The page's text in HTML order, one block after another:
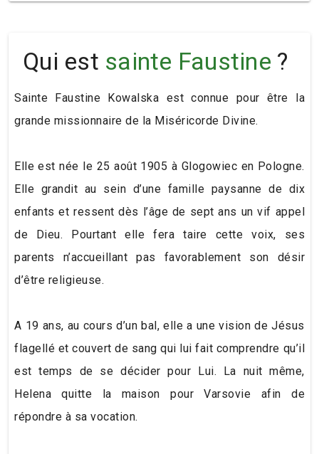
Qui est sainte Faustine ?
Sainte Faustine Kowalska est connue pour être la
grande missionnaire de la Miséricorde Divine.
Elle est née le 25 août 1905 à Glogowiec en Pologne.
Elle grandit au sein d’une famille paysanne de dix
enfants et ressent dès l’âge de sept ans un vif appel
de Dieu. Pourtant elle fera taire cette voix, ses
parents n’accueillant pas favorablement son désir
d’être religieuse.
A 19 ans, au cours d’un bal, elle a une vision de Jésus
flagellé et couvert de sang qui lui fait comprendre qu’il
est temps de se décider pour Lui. La nuit même,
Helena quitte la maison pour Varsovie afin de
répondre à sa vocation.